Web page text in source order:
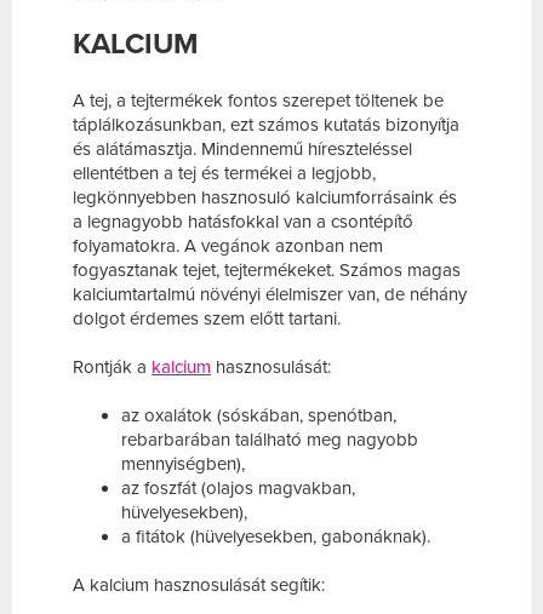
KALCIUM
A tej, a tejtermékek fontos szerepet töltenek be
táplálkozásunkban, ezt számos kutatás bizonyítja
és alátámasztja. Mindennemű híreszteléssel
ellentétben a tej és termékei a legjobb,
legkönnyebben hasznosuló kalciumforrásaink és
a legnagyobb hatásfokkal van a csontépítő
folyamatokra. A vegánok azonban nem
fogyasztanak tejet, tejtermékeket. Számos magas
kalciumtartalmú növényi élelmiszer van, de néhány
dolgot érdemes szem előtt tartani.
Rontják a kalcium hasznosulását:
az oxalátok (sóskában, spenótban,
rebarbarában található meg nagyobb
mennyiségben),
az foszfát (olajos magvakban,
hüvelyesekben),
a fitátok (hüvelyesekben, gabonáknak).
A kalcium hasznosulását segítik: